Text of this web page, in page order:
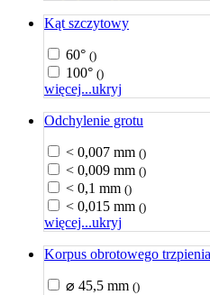
Kąt szczytowy
60° ()
100° ()
więcej...ukryj
Odchylenie grotu
< 0,007 mm ()
< 0,009 mm ()
< 0,1 mm ()
< 0,015 mm ()
więcej...ukryj
Korpus obrotowego trzpienia
⌀ 45,5 mm ()